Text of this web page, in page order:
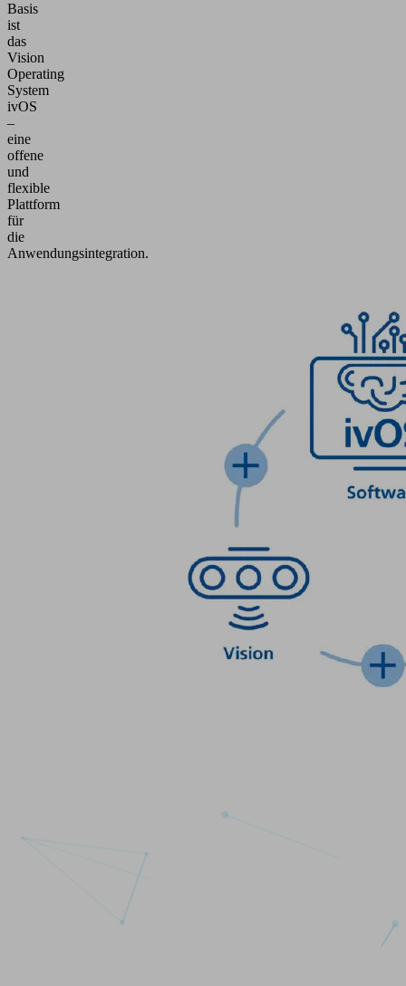
Basis
ist
das
Vision
Operating
System
ivOS
–
eine
offene
und
flexible
Plattform
für
die
Anwendungsintegration.